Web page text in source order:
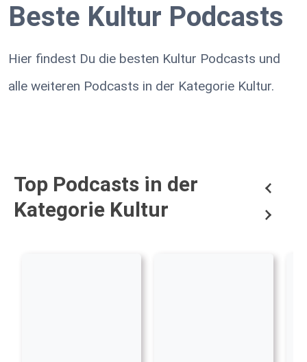
Beste Kultur Podcasts
Hier findest Du die besten Kultur Podcasts und
alle weiteren Podcasts in der Kategorie Kultur.
Top Podcasts in der
Kategorie Kultur